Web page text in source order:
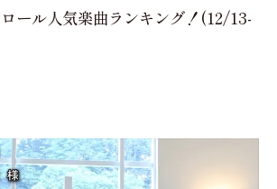
ール人気楽曲ランキング！(12/13-